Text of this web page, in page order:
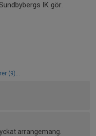
IK gör.
(9)...
arrangemang.